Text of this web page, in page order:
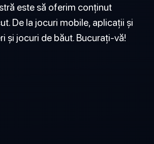
este să oferim conținut
De la jocuri mobile, aplicații și
și jocuri de băut. Bucurați-vă!